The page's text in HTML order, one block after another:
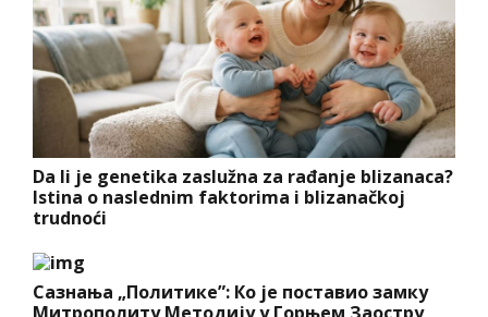
Da li je genetika zaslužna za rađanje blizanaca?
Istina o naslednim faktorima i blizanačkoj
trudnoći
Сазнања „Политике”: Ко је поставио замку